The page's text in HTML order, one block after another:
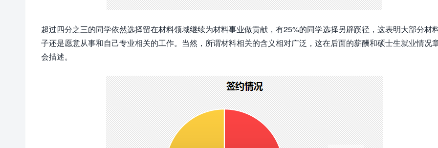
超过四分之三的同学依然选择留在材料领域继续为材料事业做贡献，有25%的同学选择另辟蹊径，这表明大部分材
子还是愿意从事和自己专业相关的工作。当然，所谓材料相关的含义相对广泛，这在后面的薪酬和硕士生就业情况
会描述。